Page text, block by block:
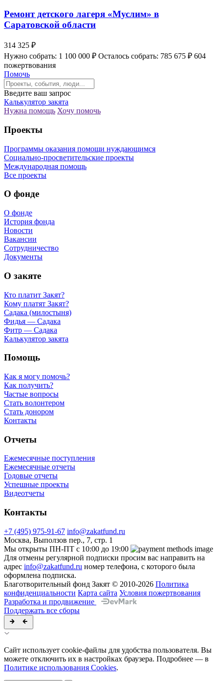
Ремонт детского лагеря «Муслим» в
Саратовской области
314 325 ₽
Нужно собрать: 1 100 000 ₽ Осталось собрать: 785 675 ₽ 604
пожертвования
Помочь
Введите ваш запрос
Калькулятор закята
Нужна помощь Хочу помочь
Проекты
Программы оказания помощи нуждающимся
Социально-просветительские проекты
Международная помощь
Все проекты
О фонде
О фонде
История фонда
Новости
Вакансии
Сотрудничество
Документы
О закяте
Кто платит Закят?
Кому платят Закят?
Садака (милостыня)
Фидья — Садака
Фитр — Садака
Калькулятор закята
Помощь
Как я могу помочь?
Как получить?
Частые вопросы
Стать волонтером
Стать донором
Контакты
Отчеты
Ежемесячные поступления
Ежемесячные отчеты
Годовые отчеты
Успешные проекты
Видеотчеты
Контакты
+7 (495) 975-91-67 info@zakatfund.ru
Москва, Выползов пер., 7, стр. 1
Мы открыты ПН-ПТ с 10:00 до 19:00
Для отмены регулярной подписки просим вас направить на
адрес info@zakatfund.ru номер телефона, с которого была
оформлена подписка.
Благотворительный фонд Закят © 2010-2026 Политика
конфиденциальности Карта сайта Условия пожертвования
Разработка и продвижение
Поддержать все сборы
Сайт использует cookie-файлы для удобства пользователя. Вы
можете отключить их в настройках браузера. Подробнее — в
Политике использования Cookies.